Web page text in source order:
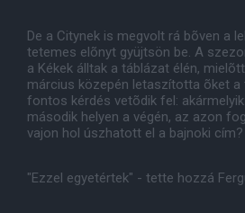
De a Citynek is megvolt rá bõven a
tetemes elõnyt gyüjtsön be. A
a Kékek álltak a táblázat élén,
március közepén letaszította õket a
fontos kérdés vetõdik fel:
második helyen a végén, az azon
vajon hol úszhatott el a bajnoki cím?
"Ezzel egyetértek" - tette hozzá